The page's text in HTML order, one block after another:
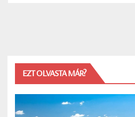
EZT OLVASTA MÁR?